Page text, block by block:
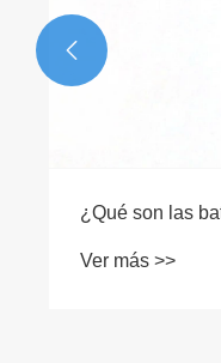
Разница между
